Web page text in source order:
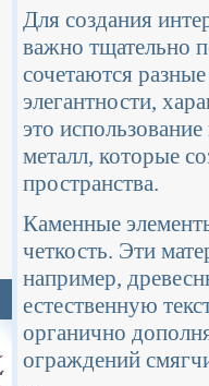
Для создания
важно тщательно
сочетаются
элегантности,
это
металл, которые
пространства.
Каменные
четкость. Эти
например,
естественную
органично
ограждений